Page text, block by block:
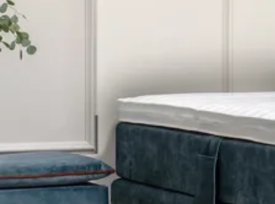
Memoryskum topmadrasser 180x210
Memoryskum topmadrasser 180x200
Memoryskum topmadrasser 160x200
Memoryskum topmadrasser 140x200
Memoryskum topmadrasser 120x200
Dobbeltdyner - 200x220
Enkeltdyner - 140x220
Enkeltdyner - 140x200
Juniordyner - 100x140